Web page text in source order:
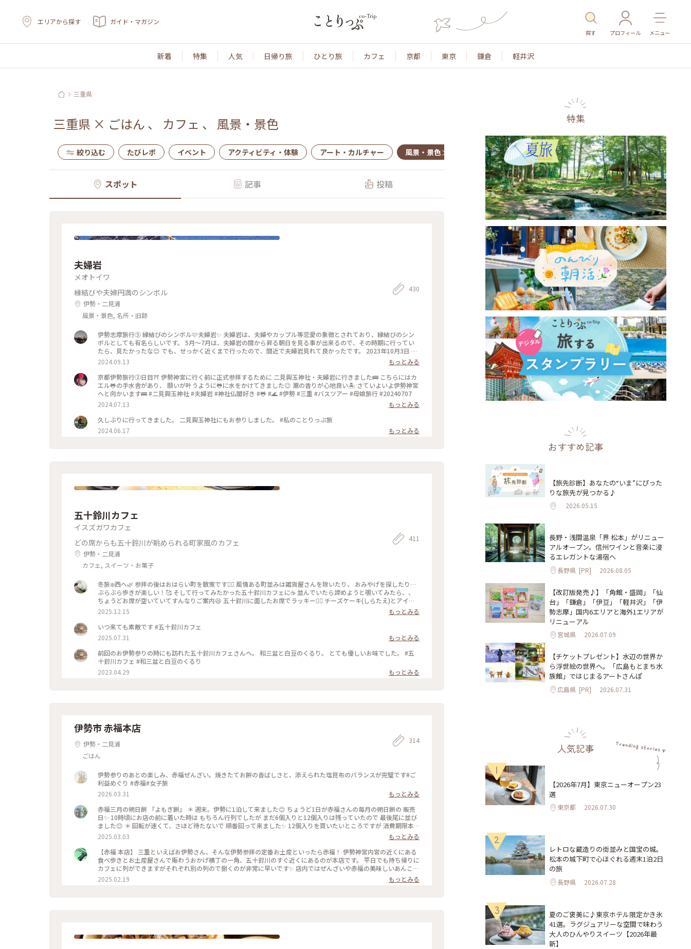
エリアから探す ガイド・マガジン
探す プロフィール メニュー
新着 特集 人気 日帰り旅 ひとり旅 カフェ 京都 東京 鎌倉 軽井沢
三重県
三重県 × ごはん 、 カフェ 、 風景・景色
絞り込む たびレポ イベント アクティビティ・体験 アート・カルチャー 風景・景色 名所・旧跡 温泉・スパ その他施設 ごはん
スポット 記事 投稿
夫婦岩
メオトイワ
縁結びや夫婦円満のシンボル
伊勢・二見浦
風景・景色, 名所・旧跡
430
伊勢志摩旅行⑤ 縁結びのシンボル🩷夫婦岩✨ 夫婦岩は、夫婦やカップル等恋愛の象徴とされており、縁結びのシン
ボルとしても有名らしいです。 5月～7月は、夫婦岩の間から昇る朝日を見る事が出来るので、その時期に行ってい
たら、見たかったな😊 でも、せっかく近くまで行ったので、間近で夫婦岩見れて良かったです。 2023年10月3日 #
夫婦岩 #ことりっぷ旅2024 #クラシカルな街 #ご利益めぐり #開運旅
2024.09.13
もっとみる
京都伊勢旅行②日目⛩️ 伊勢神宮に行く前に正式参拝するために 二見興玉神社・夫婦岩に行きました🚌 こちらにはカ
エル🐸の手水舎があり、 願いが叶うように🐸に水をかけてきました😉 潮の香りが心地良い🏝️ さていよいよ伊勢神宮
へと向かいます🚌 #二見興玉神社 #夫婦岩 #神社仏閣好き #🐸 #🌊 #伊勢 #三重 #バスツアー #母娘旅行 #20240707
2024.07.13
もっとみる
久しぶりに行ってきました。 二見興玉神社にもお参りしました。 #私のことりっぷ旅
2024.06.17
もっとみる
五十鈴川カフェ
イスズガワカフェ
どの席からも五十鈴川が眺められる町家風のカフェ
伊勢・二見浦
カフェ, スイーツ・お菓子
411
冬旅❄️西へ🌿 参拝の後はおはらい町を散策です🚶‍♀️ 風情ある町並みは雑貨屋さんを除いたり、 おみやげを探したり…
ぶらぶら歩きが楽しい！🥰 そして行ってみたかった五十鈴川カフェに☕️ 並んでいたら諦めようと覗いてみたら、、
ちょうどお席が空いていてすんなりご案内😆 五十鈴川に面したお席でラッキー✌🏻 チーズケーキ(しらたえ)とアイス
コーヒーを 頂きました🧀 この、しらたえが私好みで絶品でした💛 ざくざくのクッキー生地の上に柚子を感じる 柔ら
かなチーズケーキ✨✨✨ 眺めも良く美味しいコーヒーとケーキで大満足♡ その後、また町を散策しお次は… やっぱり
ここも行かなくちゃ🤭の 赤福さんへ❤️この時期ならではのぜんざいを 頂きました🫘🍵 ぜんざいは赤福本店さんでは
なく、本店前の 赤福さんで頂けます😋(他にも頂けるお店あり) あら❓私、甘いものしか食べてない🫢 そうだ！コロッ
ケも食べよう❣️と向かうも… 並んでいて🚌の時間がちょっと心配💦 コロッケは諦めたのでした😂 #ことりっぷと一緒
#ことりっぷ伊勢 #秋の装い #紅葉 #お伊勢参り #おはらい町 #伊勢神宮内宮 #五十鈴川カフェ #チーズケーキしらた
え #赤福 #赤福ぜんざい
2025.12.15
もっとみる
いつ来ても素敵です #五十鈴川カフェ
2025.07.31
もっとみる
前回のお伊勢参りの時にも訪れた五十鈴川カフェさんへ。 和三盆と白豆のくるり。 とても優しいお味でした。 #五
十鈴川カフェ #和三盆と白豆のくるり
2023.04.29
もっとみる
伊勢市 赤福本店
伊勢・二見浦
ごはん
314
伊勢参りのあとの楽しみ、赤福ぜんざい。焼きたてお餅の香ばしさと、添えられた塩昆布のバランスが完璧です#ご
利益めぐり #赤福#女子旅
2026.03.31
もっとみる
赤福三月の朔日餅 『よもぎ餅』 ＊ 週末。伊勢に1泊して来ました😊 ちょうど1日が赤福さんの毎月の朔日餅の 販売
日✨ 10時頃にお店の前に着いた時は もちろん行列でしたが まだ6個入りと12個入りは残っていたので 最後尾に並び
ました😊 ＊ 回転が速くて、さほど待たないで 順番回って来ました✨ 12個入りを買いたいところですが 消費期限本
日中なので6個でがまん😅 赤福は消費期限3日なので 2個入りを購入しました😊 ＊ 三月のよもぎ餅はよもぎのつよい
香りが 邪気を追い払い魔除け草とも呼ばれて お雛祭りでもふるまわれていた言う事です🌿 包装紙のお雛様🎎も可愛
かったので 写真に載せました😊 ＊ 当日は夜遅くの帰宅になったので 次の日にいただきました（自己責任です） よ
もぎの香りがふわ〜つと広がって とっても美味しかったです😊 ＊ 四月の朔日餅は桜餅と案内されてました🌸 伊勢は
無理なので伊勢丹に買いに行きたいです🩷 ＊ 今日がお雛祭りなので🎎 いきなりお土産からのスタートとなりました
#ことりっぷ三重
2025.03.03
もっとみる
【赤福 本店】 三重といえばお伊勢さん、そんな伊勢参拝の定番お土産といったら赤福！ 伊勢神宮内宮の近くにある
食べ歩きとお土産屋さんで賑わうおかげ横丁の一角、五十鈴川のすぐ近くにあるのが本店です。 平日でも持ち帰りに
カフェに列ができますがそれぞれ別の列ので捌くのが非常に早いです✨ 店内ではぜんざいや赤福の美味しいあんこに
包まれたお餅と温かいお茶を楽しむことができます🍵 赤福の賞味期限は３日、常温で保管していてもぱさつかず固
くならないお餅とあんこが素晴らしい。 #三重 #伊勢 #伊勢神宮 #おかげ横丁 #お土産 #本店 #持ち帰り #テイクアウ
2025.02.19 もっとみる
特集
おすすめ記事
【旅先診断】あなたの“いま”にぴった
りな旅先が見つかる♪
2026.05.15
長野・浅間温泉「界 松本」がリニュー
アルオープン。信州ワインと音楽に浸
るエレガントな湯宿へ
長野県 [PR] 2026.08.05
【改訂版発売♪】「角館・盛岡」「仙
台」「鎌倉」「伊豆」「軽井沢」「伊
勢志摩」国内6エリアと海外1エリアが
リニューアル
宮城県 2026.07.09
【チケットプレゼント】水辺の世界か
ら浮世絵の世界へ。「広島もとまち水
族館」ではじまるアートさんぽ
広島県 [PR] 2026.07.31
人気記事
1
【2026年7月】東京ニューオープン23
選
東京都 2026.07.30
2
レトロな蔵造りの街並みと国宝の城。
松本の城下町で心ほぐれる週末1泊2日
の旅
長野県 2026.07.28
3
夏のご褒美に♪東京ホテル限定かき氷
41選。ラグジュアリーな空間で味わう
大人のひんやりスイーツ【2026年最
新】